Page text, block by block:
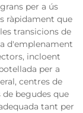
per a ús
ràpidament que
transicions de
d'emplenament
incloent
per a
centres de
begudes que
tant per